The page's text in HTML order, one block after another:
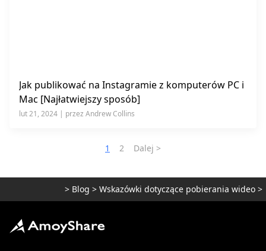
Jak publikować na Instagramie z komputerów PC i
Mac [Najłatwiejszy sposób]
lut 21, 2024 | przez Andrew Collins
1 2 Dalej >
> Blog > Wskazówki dotyczące pobierania wideo>